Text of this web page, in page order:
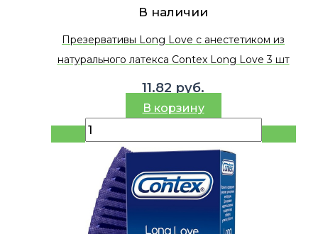
В наличии
Презервативы Long Love с анестетиком из
натурального латекса Contex Long Love 3 шт
11.82 руб.
В корзину